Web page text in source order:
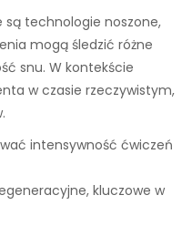
technologie noszone,
mogą śledzić różne
snu. W kontekście
w czasie rzeczywistym,
intensywność ćwiczeń
kluczowe w